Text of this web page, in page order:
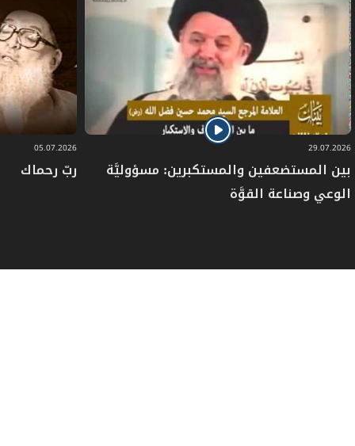
29.07.2026
بين المستضعفين والمستكبرين: مسؤوليَّة
الوعي وصناعة القوَّة
05.07.2026
ربّ رحماك